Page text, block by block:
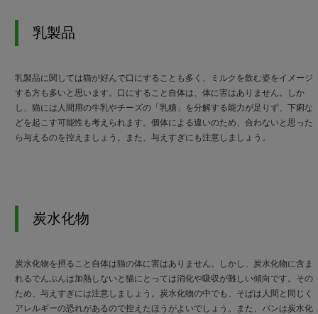
乳製品
乳製品に関しては猫が好んで口にすることも多く、ミルクを飲む姿をイメージ
する方も多いと思います。口にすること自体は、体に害はありません。しか
し、猫には人間用の牛乳やチーズの「乳糖」を分解する能力が足りず、下痢な
どを起こす可能性も考えられます。個体による違いのため、合わないと思った
ら与えるのを控えましょう。また、与えすぎにも注意しましょう。
炭水化物
炭水化物を摂ること自体は猫の体に害はありません。しかし、炭水化物に含ま
れるでんぷんは加熱しないと猫にとっては消化や吸収が難しい傾向です。その
ため、与えすぎには注意しましょう。炭水化物の中でも、そばは人間と同じく
アレルギーの恐れがあるので控えたほうがよいでしょう。また、パンは炭水化